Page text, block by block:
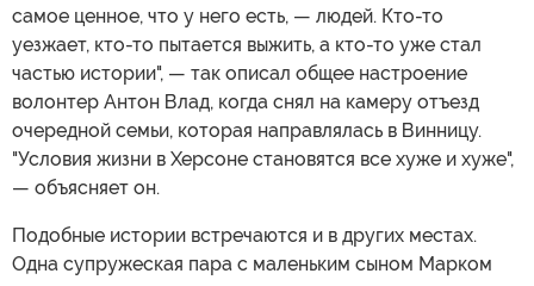
самое ценное, что у него есть, — людей. Кто-то
уезжает, кто-то пытается выжить, а кто-то уже стал
частью истории", — так описал общее настроение
волонтер Антон Влад, когда снял на камеру отъезд
очередной семьи, которая направлялась в Винницу.
"Условия жизни в Херсоне становятся все хуже и хуже",
— объясняет он.
Подобные истории встречаются и в других местах.
Одна супружеская пара с маленьким сыном Марком